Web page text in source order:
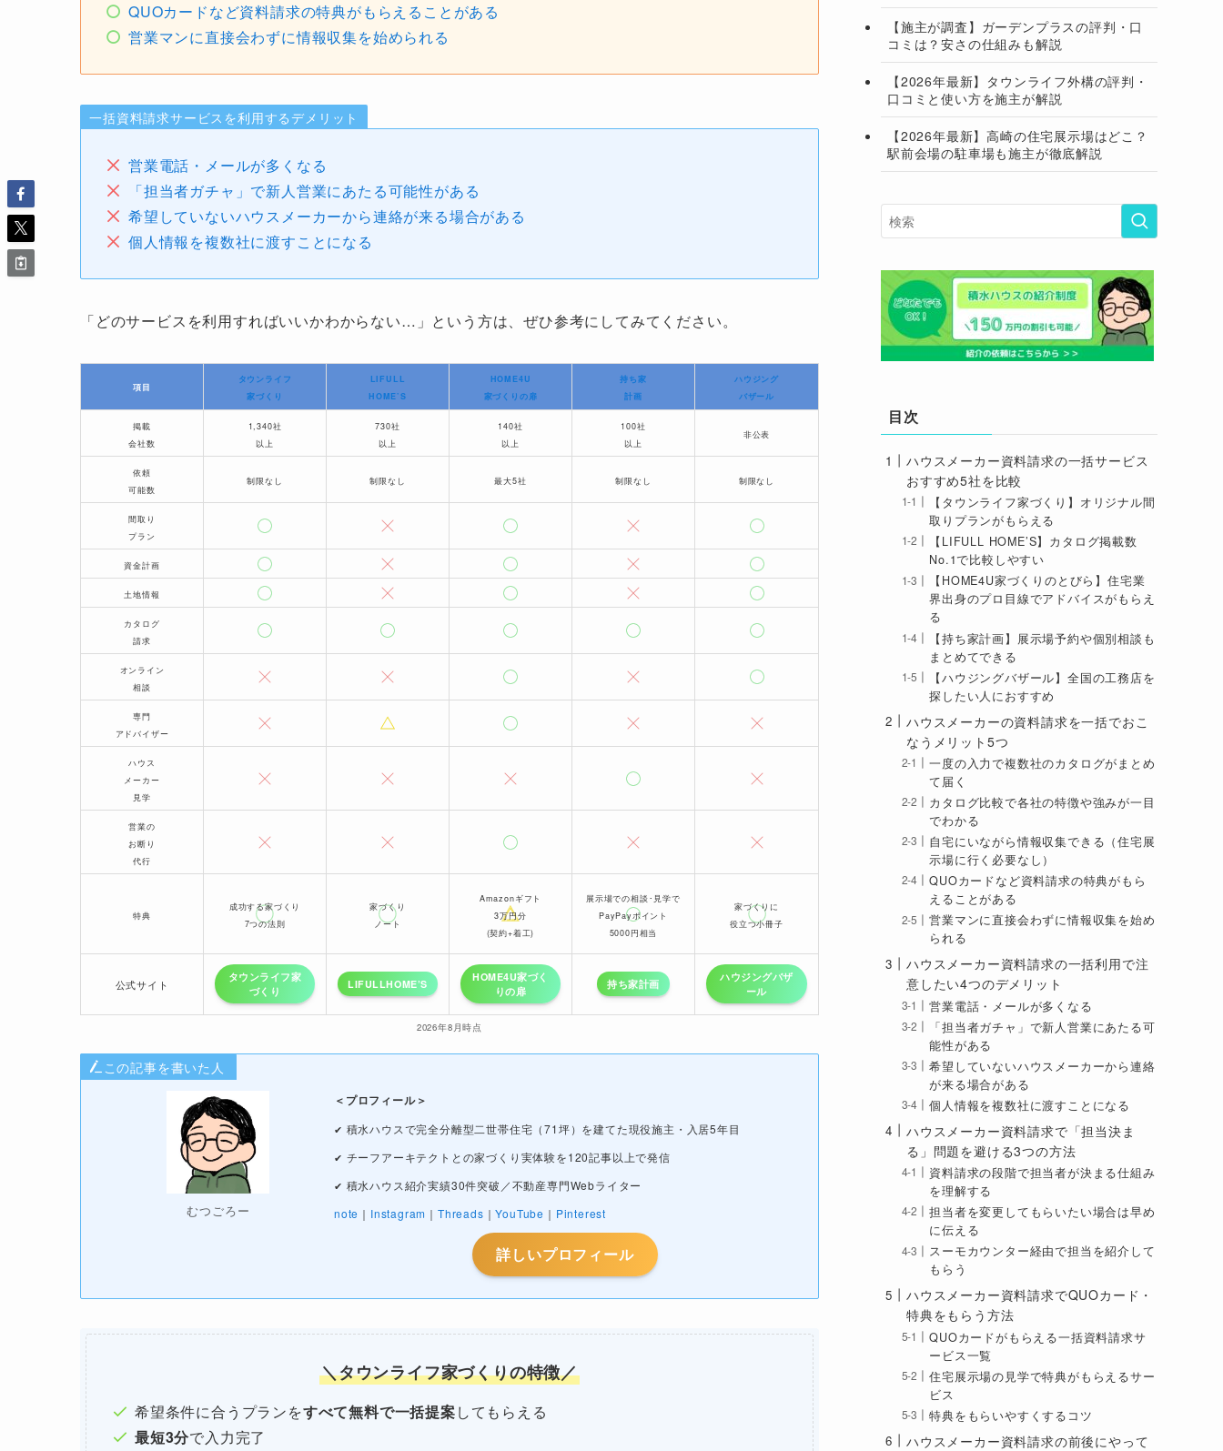
QUOカードなど資料請求の特典がもらえることがある
営業マンに直接会わずに情報収集を始められる
一括資料請求サービスを利用するデメリット
営業電話・メールが多くなる
「担当者ガチャ」で新人営業にあたる可能性がある
希望していないハウスメーカーから連絡が来る場合がある
個人情報を複数社に渡すことになる
「どのサービスを利用すればいいかわからない…」という方は、ぜひ参考にしてみてください。
項目
タウンライフ
家づくり
LIFULL
HOME’S
HOME4U
家づくりの扉
持ち家
計画
ハウジング
バザール
掲載
会社数
1,340社
以上
730社
以上
140社
以上
100社
以上
非公表
依頼
可能数
制限なし 制限なし 最大5社 制限なし 制限なし
間取り
プラン
資金計画
土地情報
カタログ
請求
オンライン
相談
専門
アドバイザー
ハウス
メーカー
見学
営業の
お断り
代行
特典
成功する家づくり
7つの法則
家づくり
ノート
Amazonギフト
3万円分
(契約+着工)
展示場での相談･見学で
PayPayポイント
5000円相当
家づくりに
役立つ小冊子
公式サイト
タウンライフ家
づくり
LIFULLHOME’S
HOME4U家づく
りの扉
持ち家計画
ハウジングバザ
ール
2026年8月時点
この記事を書いた人
むつごろー
＜プロフィール＞
✔ 積水ハウスで完全分離型二世帯住宅（71坪）を建てた現役施主・入居5年目
✔ チーフアーキテクトとの家づくり実体験を120記事以上で発信
✔ 積水ハウス紹介実績30件突破／不動産専門Webライター
note ｜ Instagram ｜ Threads ｜YouTube ｜ Pinterest
詳しいプロフィール
＼タウンライフ家づくりの特徴／
希望条件に合うプランをすべて無料で一括提案してもらえる
最短3分で入力完了
【施主が調査】ガーデンプラスの評判・口
コミは？安さの仕組みも解説
【2026年最新】タウンライフ外構の評判・
口コミと使い方を施主が解説
【2026年最新】高崎の住宅展示場はどこ？
駅前会場の駐車場も施主が徹底解説
目次
ハウスメーカー資料請求の一括サービス
おすすめ5社を比較
【タウンライフ家づくり】オリジナル間
取りプランがもらえる
【LIFULL HOME’S】カタログ掲載数
No.1で比較しやすい
【HOME4U家づくりのとびら】住宅業
界出身のプロ目線でアドバイスがもらえ
る
【持ち家計画】展示場予約や個別相談も
まとめてできる
【ハウジングバザール】全国の工務店を
探したい人におすすめ
ハウスメーカーの資料請求を一括でおこ
なうメリット5つ
一度の入力で複数社のカタログがまとめ
て届く
カタログ比較で各社の特徴や強みが一目
でわかる
自宅にいながら情報収集できる（住宅展
示場に行く必要なし）
QUOカードなど資料請求の特典がもら
えることがある
営業マンに直接会わずに情報収集を始め
られる
ハウスメーカー資料請求の一括利用で注
意したい4つのデメリット
営業電話・メールが多くなる
「担当者ガチャ」で新人営業にあたる可
能性がある
希望していないハウスメーカーから連絡
が来る場合がある
個人情報を複数社に渡すことになる
ハウスメーカー資料請求で「担当決ま
る」問題を避ける3つの方法
資料請求の段階で担当者が決まる仕組み
を理解する
担当者を変更してもらいたい場合は早め
に伝える
スーモカウンター経由で担当を紹介して
もらう
ハウスメーカー資料請求でQUOカード・
特典をもらう方法
QUOカードがもらえる一括資料請求サ
ービス一覧
住宅展示場の見学で特典がもらえるサー
ビス
特典をもらいやすくするコツ
ハウスメーカー資料請求の前後にやって